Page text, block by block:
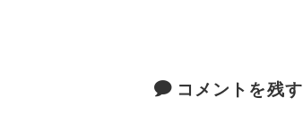
コメントを残す